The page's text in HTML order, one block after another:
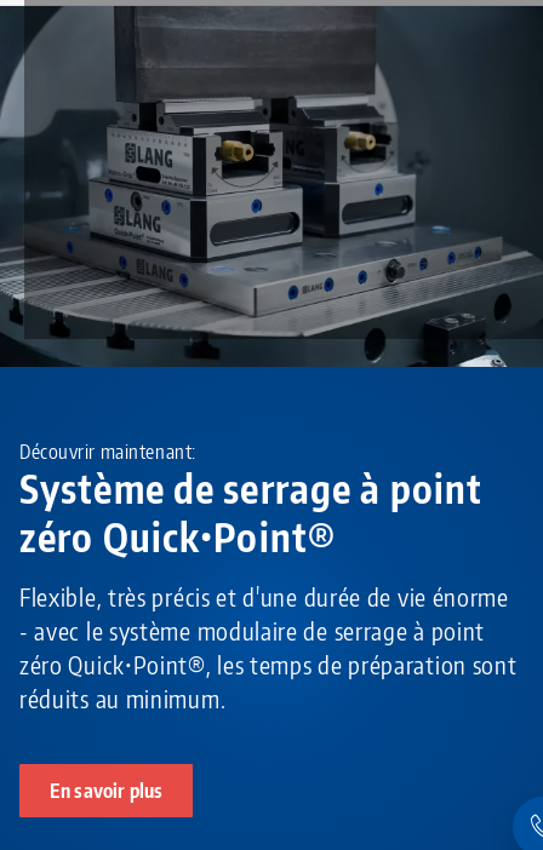
Système de serrage à point
zéro Quick•Point®
Découvrir maintenant:
Flexible, très précis et d'une durée de vie énorme
- avec le système modulaire de serrage à point
zéro Quick•Point®, les temps de préparation sont
réduits au minimum.
En savoir plus